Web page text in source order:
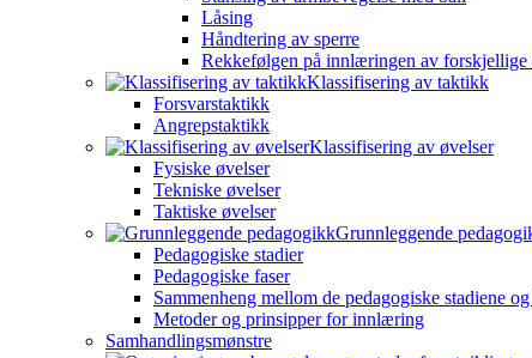
Låsing
Håndtering av sperre
Rekkefølgen på innlæringen av forskjellige
Klassifisering av taktikk
Forsvarstaktikk
Angrepstaktikk
Klassifisering av øvelser
Fysiske øvelser
Tekniske øvelser
Taktiske øvelser
Grunnleggende
Pedagogiske stadier
Pedagogiske faser
Sammenheng mellom de pedagogiske stadiene
Metoder og prinsipper for innlæring
Samhandlingsmønstre